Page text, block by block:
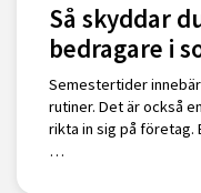
Så skyddar
bedragare i
Semestertider
rutiner. Det är också
rikta in sig på företag.
…